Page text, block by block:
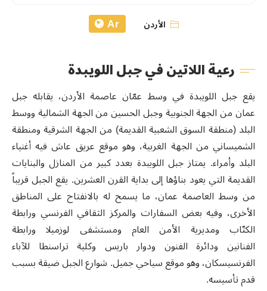
الأردن Ar
رعية اللاتين في جبل اللويبدة
يقع جبل اللويبدة في وسط عمّان عاصمة الأردن، يقابله جبل
عمان من الجهة الجنوبية وجبل الحسين من الجهة الشمالية ووسط
البلد (منطقة السوق الشعبية القديمة) من الجهة الشرقية ومنطقة
الشميساني من الجهة الغربية، وهو موقع عريق عاش فيه أغنياء
البلد وأمراء. يمتاز جبل اللويبدة بعدد كبير من المنازل والبنايات
القديمة التي يعود بناؤها إلى بداية القرن العشرين. يقع الجبل قريباً
من وسط العاصمة عمان، ما يسمح له بالانفتاح على المناطق
الأخرى، وفيه بعض السفارات والمركز الثقافي الفرنسي ورابطة
الكتّاب ومديرية الأمن العام ومستشفى لوزميلا ورابطة
الفنانين ودائرة الفنون ودوار باريس وكلية تراسنطا للآباء
الفرنسيسكان، وهو موقع سياحي جميل. شوارع الجبل ضيقة بسبب
قدم تأسيسه.